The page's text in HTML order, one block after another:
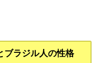
ブラジル人の性格